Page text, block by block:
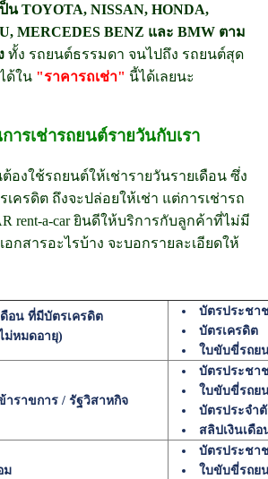
น TOYOTA, NISSAN, HONDA,
MERCEDES BENZ และ BMW ตาม
ทั้ง รถยนต์ธรรมดา จนไปถึง รถยนต์สุด
ด้ใน "ราคารถเช่า" นี้ได้เลยนะ
ารเช่ารถยนต์รายวันกับเรา
องใช้รถยนต์ให้เช่ารายวันรายเดือน ซึ่ง
ครดิต ถึงจะปล่อยให้เช่า แต่การเช่ารถ
rent-a-car ยินดีให้บริการกับลูกค้าที่ไม่มี
อกสารอะไรบ้าง จะบอกรายละเอียดให้
ดือน ที่มีบัตรเครดิต
ม่หมดอายุ)
บัตรประชา
บัตรเครดิต
ใบขับขี่รถย
ราขการ / รัฐวิสาหกิจ
บัตรประชา
ใบขับขี่รถย
บัตรประจำ
สลิปเงินเดื
ม
บัตรประชา
ใบขับขี่รถย